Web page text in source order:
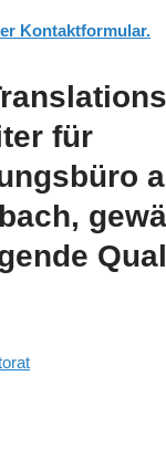
Kontaktformular.
für